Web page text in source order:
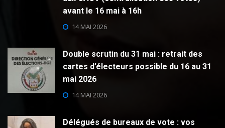
avant le 16 mai à 16h
14 MAI 2026
Double scrutin du 31 mai : retrait des
cartes d’électeurs possible du 16 au 31
mai 2026
14 MAI 2026
Délégués de bureaux de vote : vos